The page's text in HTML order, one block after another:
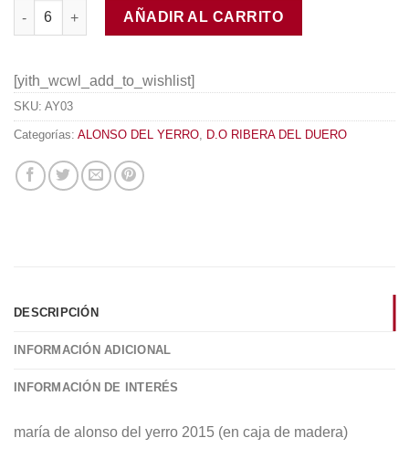
María de Alonso del Yerro 2015 cantidad
AÑADIR AL CARRITO
[yith_wcwl_add_to_wishlist]
SKU: AY03
Categorías: ALONSO DEL YERRO, D.O RIBERA DEL DUERO
DESCRIPCIÓN
INFORMACIÓN ADICIONAL
INFORMACIÓN DE INTERÉS
maría de alonso del yerro 2015 (en caja de madera)